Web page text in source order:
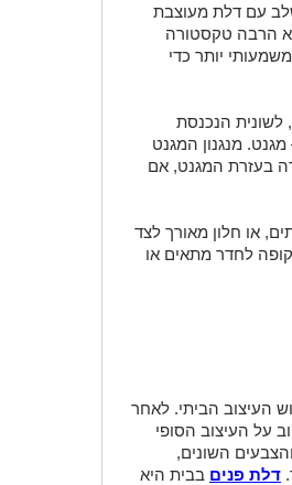
עם דלת מעוצבת
הרבה טקסטורה
יותר כדי
והקלאסי, לשונית הנכנסת
מנגנון המגנט
בעזרת המגנט, אם
או חלון מאורך לצד
לחדר מתאים או
העיצוב הביתי. לאחר
על העיצוב הסופי
השונים,
דלת פנים בבית היא